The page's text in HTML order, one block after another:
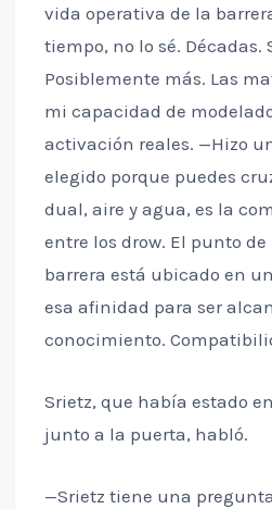
vida operativa de la
tiempo, no lo sé. Décadas.
Posiblemente más. Las
mi capacidad de
activación reales. —Hizo
elegido porque puedes
dual, aire y agua, es la
entre los drow. El punto
barrera está ubicado en
esa afinidad para ser
conocimiento.
Srietz, que había estado
junto a la puerta, habló.
—Srietz tiene una